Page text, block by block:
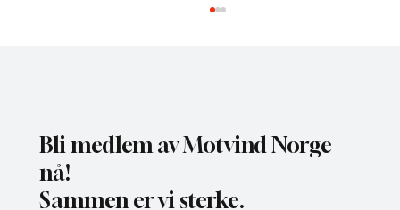
Bli medlem av Motvind Norge
nå!
Sammen er vi sterke.